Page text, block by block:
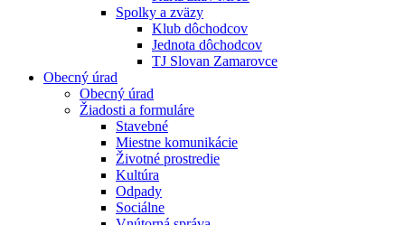
Spolky a zväzy
Klub dôchodcov
Jednota dôchodcov
TJ Slovan Zamarovce
Obecný úrad
Obecný úrad
Žiadosti a formuláre
Stavebné
Miestne komunikácie
Životné prostredie
Kultúra
Odpady
Sociálne